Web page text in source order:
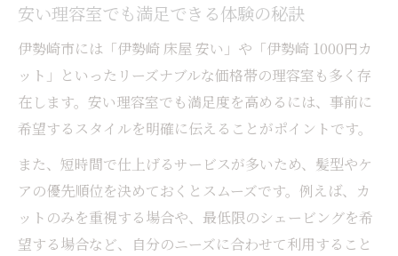
床屋での時短メニューで忙しい大人に最適
おすすめ理容室の予約術と賢い使い方を解
説
理容室利用で手軽に清潔感ある髪型を維持
安い理容室でも満足できる体験の秘訣
伊勢崎市には「伊勢崎 床屋 安い」や「伊勢崎 1000円カ
ット」といったリーズナブルな価格帯の理容室も多く存
在します。安い理容室でも満足度を高めるには、事前に
希望するスタイルを明確に伝えることがポイントです。
また、短時間で仕上げるサービスが多いため、髪型やケ
アの優先順位を決めておくとスムーズです。例えば、カ
ットのみを重視する場合や、最低限のシェービングを希
望する場合など、自分のニーズに合わせて利用すること